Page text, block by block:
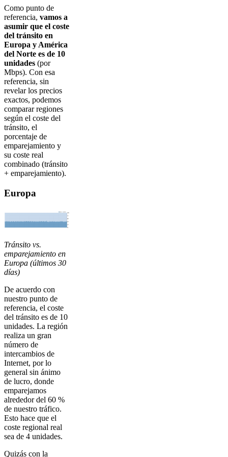
Como punto de
referencia, vamos a
asumir que el coste
del tránsito en
Europa y América
del Norte es de 10
unidades (por
Mbps). Con esa
referencia, sin
revelar los precios
exactos, podemos
comparar regiones
según el coste del
tránsito, el
porcentaje de
emparejamiento y
su coste real
combinado (tránsito
+ emparejamiento).
Europa
Tránsito vs.
emparejamiento en
Europa (últimos 30
días)
De acuerdo con
nuestro punto de
referencia, el coste
del tránsito es de 10
unidades. La región
realiza un gran
número de
intercambios de
Internet, por lo
general sin ánimo
de lucro, donde
emparejamos
alrededor del 60 %
de nuestro tráfico.
Esto hace que el
coste regional real
sea de 4 unidades.
Quizás con la